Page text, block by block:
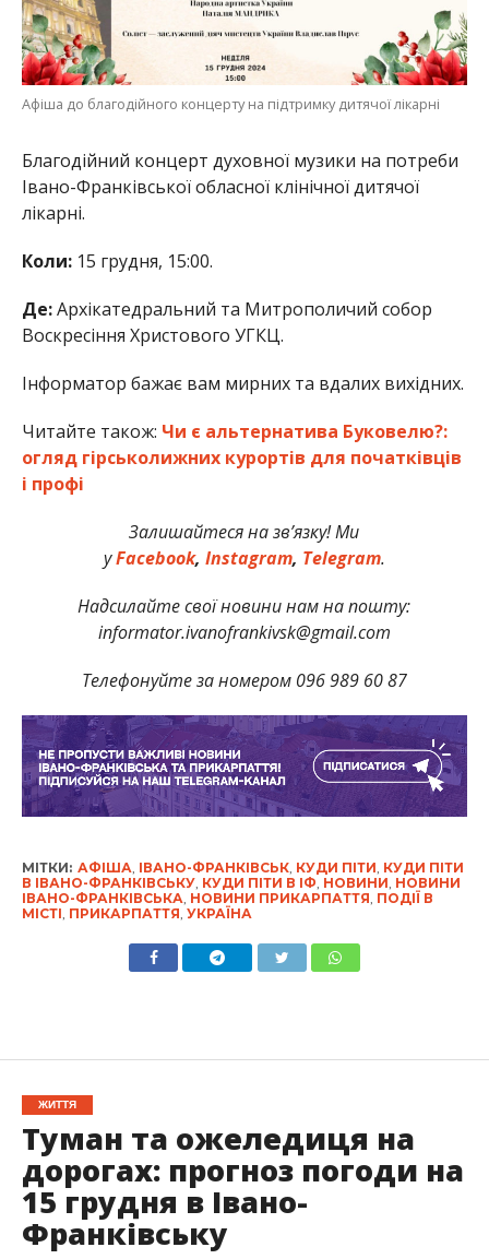
Афіша до благодійного концерту на підтримку дитячої лікарні
Благодійний концерт духовної музики на потреби
Івано-Франківської обласної клінічної дитячої
лікарні.
Коли:15 грудня, 15:00.
Де:Архікатедральний та Митрополичий собор
Воскресіння Христового УГКЦ.
Інформатор бажає вам мирних та вдалих вихідних.
Читайте також: Чи є альтернатива Буковелю?:
огляд гірськолижних курортів для початківців
і профі
Залишайтеся на зв’язку! Ми
уFacebook, Instagram, Telegram.
Надсилайте свої новини нам на пошту:
informator.ivanofrankivsk@gmail.com
Телефонуйте за номером 096 989 60 87
МІТКИ: АФІША, ІВАНО-ФРАНКІВСЬК, КУДИ ПІТИ, КУДИ ПІТИ
В ІВАНО-ФРАНКІВСЬКУ, КУДИ ПІТИ В ІФ, НОВИНИ, НОВИНИ
ІВАНО-ФРАНКІВСЬКА, НОВИНИ ПРИКАРПАТТЯ, ПОДІЇ В
МІСТІ, ПРИКАРПАТТЯ, УКРАЇНА
ЖИТТЯ
Туман та ожеледиця на
дорогах: прогноз погоди на
15 грудня в Івано-
Франківську